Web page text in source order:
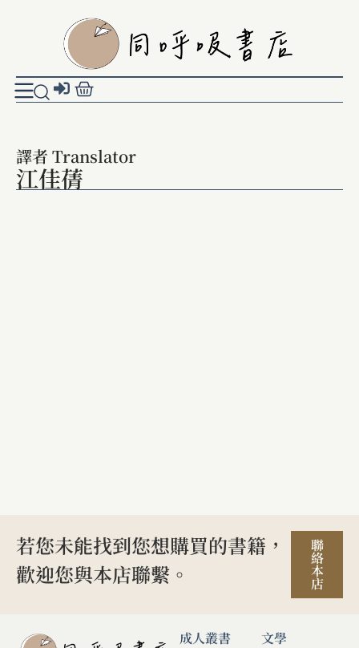
譯者 Translator
江佳蒨
若您未能找到您想購買的書籍，
歡迎您與本店聯繫。
聯
絡
本
店
成人叢書
文學